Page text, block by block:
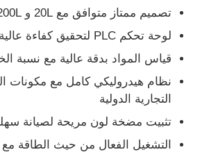
المنتجات
حول بنا
جولة في المعمل
تصميم ممتاز متوافق مع 20L و 200L الطبول
لوحة تحكم PLC لتحقيق كفاءة عالية واستقرار
قياس المواد بدقة عالية مع نسبة
نظام هيدروليكي كامل مع مكونات
التجارية الدولية
تثبيت مضخة لون مريحة لصيانة
التشغيل الفعال من حيث الطاقة